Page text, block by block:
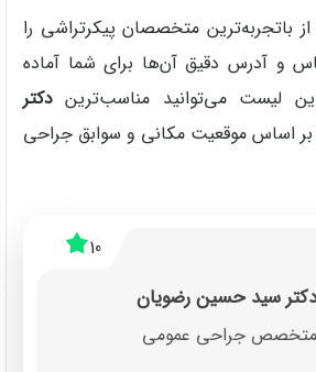
باتجربه‌ترین متخصصان پیکرتراشی را
و آدرس دقیق آن‌ها برای شما آماده
لیست می‌توانید مناسب‌ترین دکتر
بر اساس موقعیت مکانی و سوابق جراحی
10
دکتر سید حسین رضویان
متخصص جراحی عمومی